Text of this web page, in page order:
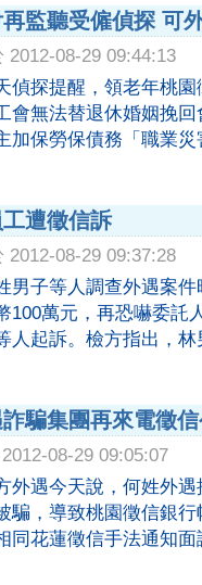
監聽受僱偵探 可
2012-08-29 09:44:13
偵探提醒，領老年桃
會無法替退休婚姻挽
加保勞保債務「職業
遭徵信訴
2012-08-29 09:37:28
男子等人調查外遇案
100萬元，再恐嚇委託
人起訴。檢方指出，
騙集團再來電徵
08-29 09:05:07
外遇今天說，何姓外
騙，導致桃園徵信銀
同花蓮徵信手法通知